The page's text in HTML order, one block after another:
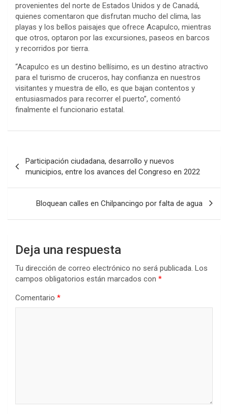
provenientes del norte de Estados Unidos y de Canadá,
quienes comentaron que disfrutan mucho del clima, las
playas y los bellos paisajes que ofrece Acapulco, mientras
que otros, optaron por las excursiones, paseos en barcos
y recorridos por tierra.
“Acapulco es un destino bellísimo, es un destino atractivo
para el turismo de cruceros, hay confianza en nuestros
visitantes y muestra de ello, es que bajan contentos y
entusiasmados para recorrer el puerto”, comentó
finalmente el funcionario estatal.
de
entradas
Participación ciudadana, desarrollo y nuevos
municipios, entre los avances del Congreso en 2022
Bloquean calles en Chilpancingo por falta de agua
Deja una respuesta
Tu dirección de correo electrónico no será publicada. Los
campos obligatorios están marcados con *
Comentario *